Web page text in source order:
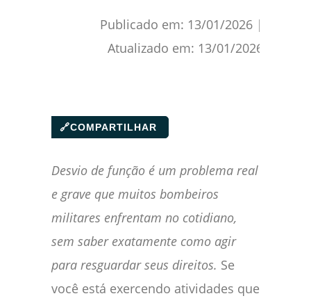
Publicado em: 13/01/2026 |
Atualizado em: 13/01/2026
🔗COMPARTILHAR
Desvio de função é um problema real
e grave que muitos bombeiros
militares enfrentam no cotidiano,
sem saber exatamente como agir
para resguardar seus direitos. Se
você está exercendo atividades que